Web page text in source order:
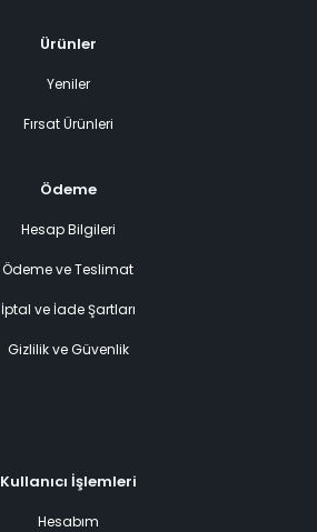
Ürünler
Yeniler
Fırsat Ürünleri
Ödeme
Hesap Bilgileri
Ödeme ve Teslimat
İptal ve İade Şartları
Gizlilik ve Güvenlik
Kullanıcı İşlemleri
Hesabım